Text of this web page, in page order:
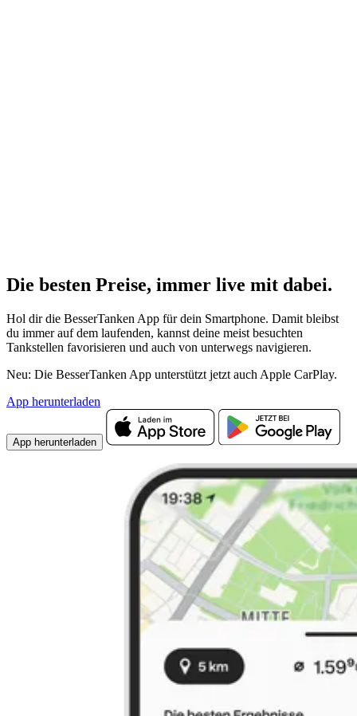
Die besten Preise, immer live mit dabei.
Hol dir die BesserTanken App für dein Smartphone. Damit bleibst
du immer auf dem laufenden, kannst deine meist besuchten
Tankstellen favorisieren und auch von unterwegs navigieren.
Neu: Die BesserTanken App unterstützt jetzt auch Apple CarPlay.
App herunterladen
App herunterladen